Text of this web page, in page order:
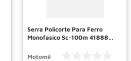
Serra Policorte Para Ferro
Monofasico Sc-100m 41888
Motomil